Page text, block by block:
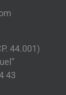
44.001)
43